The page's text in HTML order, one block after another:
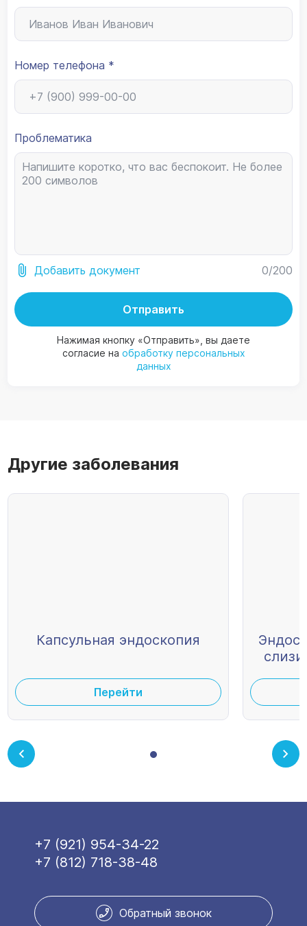
Номер телефона *
Проблематика
Добавить документ 0/200
Отправить
Нажимая кнопку «Отправить», вы даете
согласие на обработку персональных
данных
Другие заболевания
Капсульная эндоскопия
Перейти
+7 (921) 954-34-22
+7 (812) 718-38-48
Обратный звонок